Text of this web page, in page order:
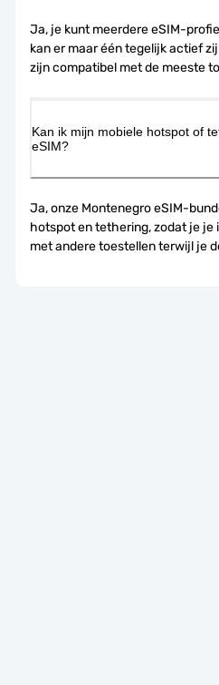
Ja, je kunt meerdere eSIM-
kan er maar één tegelijk actief
zijn compatibel met de meeste
Kan ik mijn mobiele hotspot of
eSIM?
Ja, onze Montenegro eSIM-
hotspot en tethering, zodat je
met andere toestellen terwijl je